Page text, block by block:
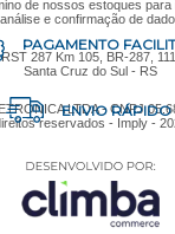
PAGAMENTO
ENVIO RÁPIDO
de nossos estoques para
análise e confirmação de
287 Km 105, BR-287,
Santa Cruz do Sul - RS
LTDA - CNPJ
reservados - Imply -